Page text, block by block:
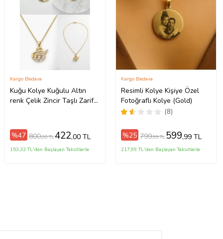
Kuğu Kolye Kuğulu Altın
renk Çelik Zincir Taşlı Zarif
Kargo Bedava
%47 800,00 TL422,00 TL
153,32 TL'den Başlayan Taksitlerle
Resimli Kolye Kişiye Özel
Fotoğraflı Kolye (Gold)
(8)
Kargo Bedava
%25 799,99 TL 599,99 TL
217,99 TL'den Başlayan Taksitlerle